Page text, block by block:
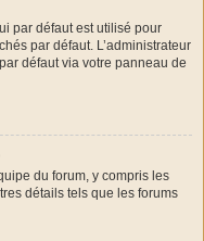
par défaut est utilisé pour
par défaut. L’administrateur
défaut via votre panneau de
du forum, y compris les
détails tels que les forums